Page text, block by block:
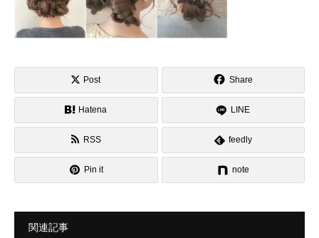
Post Share
Hatena LINE
RSS feedly
Pin it note
関連記事